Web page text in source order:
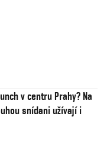
v centru Prahy? Na
snídani užívají i